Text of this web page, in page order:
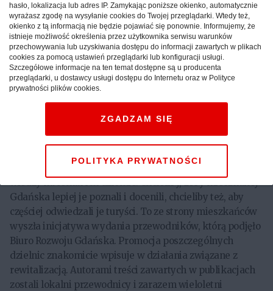
po pierwszym etapie rewitalizacji z miejsca nieznanego
gdańszczanom staje się lokalizacją modną i pełną
atrakcji.
Dla gdańszczan i turystów
Na każdym obszarze rewitalizacji działają lokalni
wycieczki składające się z gdańszczan i turystów.
Organizowane przez Instytut Kultury Miejskiej spacery
cieszą się dużym zainteresowaniem, ale lokalnym
społecznościom zależy na jeszcze większej popularyzacji
wiedzy na temat ich dzielnic. Chcieliby, żeby mieszkańcy
Gdańska lepiej je poznali i docenili, chcieliby też, aby
częściej odwiedzali je turyści. To ze strony mieszkańców
wyszła inicjatywa wydania przewodników, którą podjęło
Biuro Rozwoju Gdańska. Promocja poszczególnych
dzielnic znakomicie wpisuje w działania związane z
rewitalizacją. Autorami treści zawartych w publikacjach
zostali lokalni przewodnicy i zarazem wieloletni
hasło, lokalizacja lub adres IP. Zamykając poniższe okienko, automatycznie
wyrażasz zgodę na wysyłanie cookies do Twojej przeglądarki. Wtedy też,
okienko z tą informacją nie będzie pojawiać się ponownie. Informujemy, że
istnieje możliwość określenia przez użytkownika serwisu warunków
przechowywania lub uzyskiwania dostępu do informacji zawartych w plikach
cookies za pomocą ustawień przeglądarki lub konfiguracji usługi.
Szczegółowe informacje na ten temat dostępne są u producenta
przeglądarki, u dostawcy usługi dostępu do Internetu oraz w Polityce
prywatności plików cookies.
POLITYKA PRYWATNOŚCI
ZGADZAM SIĘ